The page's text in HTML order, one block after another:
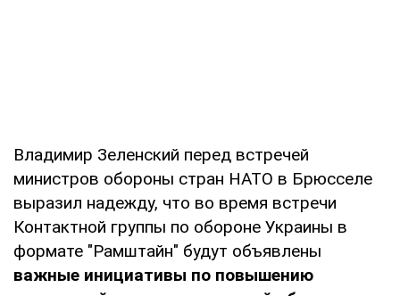
Владимир Зеленский перед встречей
министров обороны стран НАТО в Брюсселе
выразил надежду, что во время встречи
Контактной группы по обороне Украины в
формате "Рамштайн" будут объявлены
важные инициативы по повышению